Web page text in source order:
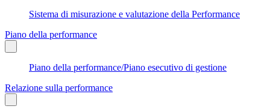
Sistema di misurazione e valutazione della Performance
Piano della performance
Piano della performance/Piano esecutivo di gestione
Relazione sulla performance